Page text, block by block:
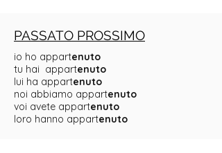
PASSATO PROSSIMO
io ho appartenuto
tu hai appartenuto
lui ha appartenuto
noi abbiamo appartenuto
voi avete appartenuto
loro hanno appartenuto